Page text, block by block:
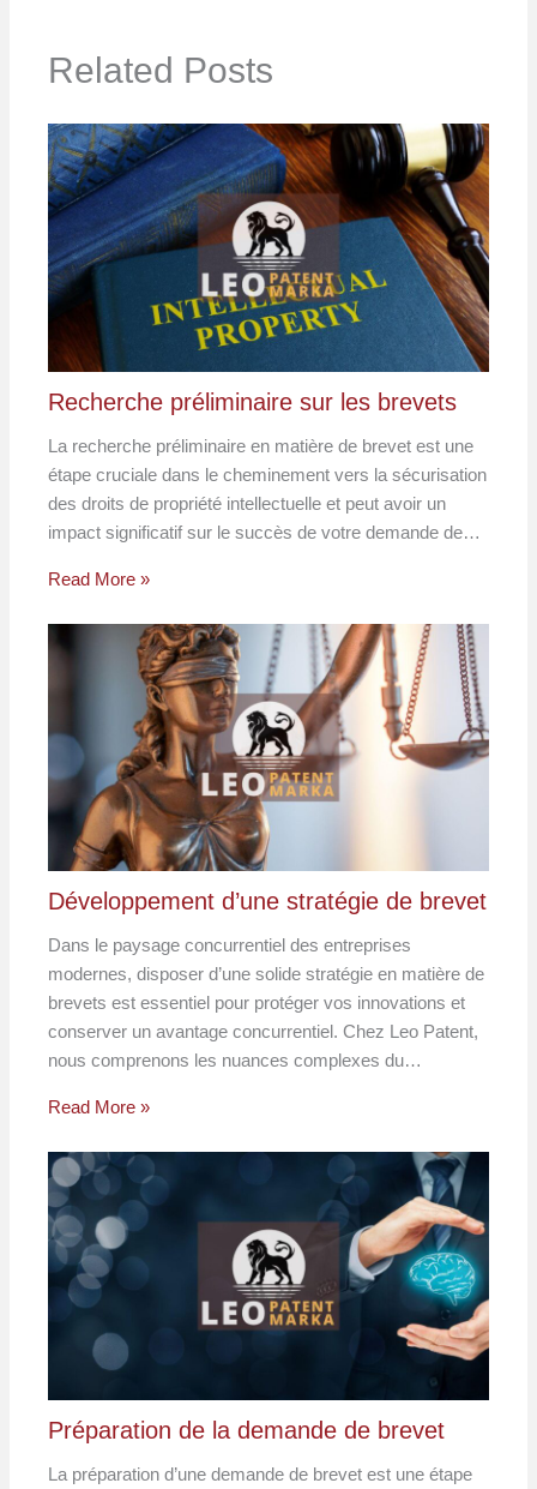
Related Posts
Recherche préliminaire sur les brevets
La recherche préliminaire en matière de brevet est une
étape cruciale dans le cheminement vers la sécurisation
des droits de propriété intellectuelle et peut avoir un
impact significatif sur le succès de votre demande de…
Read More »
Développement d’une stratégie de brevet
Dans le paysage concurrentiel des entreprises
modernes, disposer d’une solide stratégie en matière de
brevets est essentiel pour protéger vos innovations et
conserver un avantage concurrentiel. Chez Leo Patent,
nous comprenons les nuances complexes du…
Read More »
Préparation de la demande de brevet
La préparation d’une demande de brevet est une étape